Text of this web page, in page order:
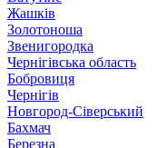
Жашків
Золотоноша
Звенигородка
Чернігівська область
Бобровиця
Чернігів
Новгород-Сіверський
Бахмач
Березна